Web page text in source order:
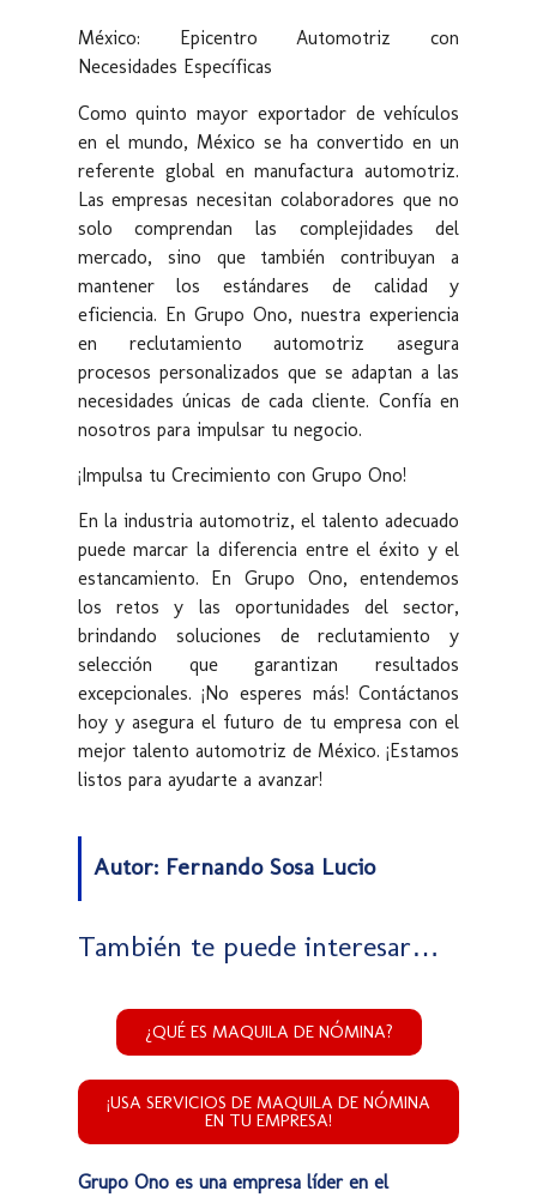
México: Epicentro Automotriz con
Necesidades Específicas
Como quinto mayor exportador de vehículos
en el mundo, México se ha convertido en un
referente global en manufactura automotriz.
Las empresas necesitan colaboradores que no
solo comprendan las complejidades del
mercado, sino que también contribuyan a
mantener los estándares de calidad y
eficiencia. En Grupo Ono, nuestra experiencia
en reclutamiento automotriz asegura
procesos personalizados que se adaptan a las
necesidades únicas de cada cliente. Confía en
nosotros para impulsar tu negocio.
¡Impulsa tu Crecimiento con Grupo Ono!
En la industria automotriz, el talento adecuado
puede marcar la diferencia entre el éxito y el
estancamiento. En Grupo Ono, entendemos
los retos y las oportunidades del sector,
brindando soluciones de reclutamiento y
selección que garantizan resultados
excepcionales. ¡No esperes más! Contáctanos
hoy y asegura el futuro de tu empresa con el
mejor talento automotriz de México. ¡Estamos
listos para ayudarte a avanzar!
Autor: Fernando Sosa Lucio
También te puede interesar…
¿QUÉ ES MAQUILA DE NÓMINA?
¡USA SERVICIOS DE MAQUILA DE NÓMINA
EN TU EMPRESA!
Grupo Ono es una empresa líder en el